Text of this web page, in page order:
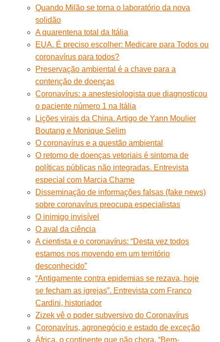
Quando Milão se torna o laboratório da nova
solidão
A quarentena total da Itália
EUA. É preciso escolher: Medicare para Todos ou
coronavírus para todos?
Preservação ambiental é a chave para a
contenção de doenças
Coronavírus: a anestesiologista que diagnosticou
o paciente número 1 na Itália
Lições virais da China. Artigo de Yann Moulier
Boutang e Monique Selim
O coronavírus e a questão ambiental
O retorno de doenças vetoriais é sintoma de
políticas públicas não integradas. Entrevista
especial com Marcia Chame
Disseminação de informações falsas (fake news)
sobre coronavírus preocupa especialistas
O inimigo invisível
O aval da ciência
A cientista e o coronavírus: “Desta vez todos
estamos nos movendo em um território
desconhecido”
“Antigamente contra epidemias se rezava, hoje
se fecham as igrejas”. Entrevista com Franco
Cardini, historiador
Zizek vê o poder subversivo do Coronavírus
Coronavírus, agronegócio e estado de exceção
África, o continente que não chora. “Bem-